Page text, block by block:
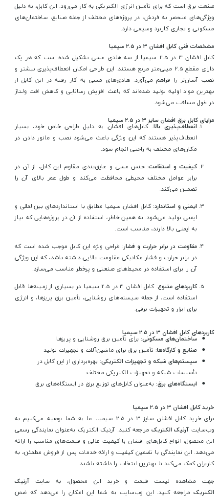
صنعت برق است که برای تأمین انرژی الکتریکی به کار می‌رود. این کابل، به دلیل
ویژگی‌های منحصر به فردش، در پروژه‌های مختلف از جمله صنایع، ساختمان‌های
مسکونی و تجاری کاربرد وسیعی دارد.
مشخصات فنی کابل افشان 3 در 2.5 سیمیا
کابل افشان 3 در 2.5 سیمیا از سه هادی مسی تشکیل شده است که هر یک
دارای مقطع 2.5 میلی‌متر مربع هستند. این طراحی امکان انعطاف‌پذیری بیشتر و
نصب آسان‌تر را فراهم می‌آورد. هادی‌های مسی به کار رفته در این کابل از
بهترین مواد اولیه تولید شده‌اند که باعث افزایش رسانایی و کاهش افت ولتاژ
در طول مسافت می‌شود.
مزایای کابل برق افشان سایز 3 در 2.5 سیمیا
انعطاف‌پذیری بالا: کابل‌های افشان به دلیل طراحی خاص خود، بسیار
انعطاف‌پذیر هستند که این ویژگی باعث می‌شود نصب و مانور دادن در
مکان‌های مختلف به راحتی انجام شود.
کیفیت و استقامت: جنس مسی و عایق‌بندی مقاوم این کابل، از آن در
برابر عوامل مختلف محیطی محافظت می‌کند و طول عمر بالای آن را
تضمین می‌کند.
ایمنی و استاندارد: کابل افشان سیمیا مطابق با استانداردهای بین‌المللی و
ایمنی تولید می‌شود. به همین خاطر، استفاده از آن در پروژه‌هایی که نیاز
به ایمنی بالا دارند، مناسب است.
مقاومت در برابر حرارت و فشار: طراحی ویژه این کابل موجب شده است که
در برابر حرارت و فشار مکانیکی مقاومت بالایی داشته باشد، که این ویژگی
آن را برای استفاده در محیط‌های صنعتی و پرخطر مناسب می‌سازد.
کاربردهای متنوع
: کابل افشان 3 در 2.5 سیمیا در بسیاری از زمینه‌ها قابل
استفاده است، از جمله سیستم‌های روشنایی، تأمین برق پریزها، و انرژی
برای ابزار و تجهیزات برقی.
کاربردهای کابل افشان 3 در 2.5 سیمیا
ساختمان‌های مسکونی: برای تأمین برق روشنایی و پریزها
صنایع و کارگاه‌ها: تأمین برق برای ماشین‌آلات و تجهیزات تولید
سیستم‌های شبکه و تجهیزات الکتریکی: بهره‌برداری از این کابل در
تأسیسات شبکه و تجهیزات الکتریکی مختلف
ایستگاه‌های برق: به‌عنوان کابل‌های توزیع برق در ایستگاه‌های برق
خرید کابل افشان 3 در 2.5 سیمیا
برای خرید کابل افشان سایز 3 در 2.5 سیمیا، ما به شما توصیه می‌کنیم به
وب‌سایت آرنیک الکتریک مراجعه کنید. آرنیک الکتریک به‌عنوان نمایندگی رسمی
این محصول، انواع کابل‌های افشان با کیفیت عالی و قیمت‌های مناسب را ارائه
می‌دهد. این نمایندگی با تضمین کیفیت و ارائه خدمات پس از فروش مطمئن، به
کاربران کمک می‌کند تا بهترین انتخاب را داشته باشند.
جهت مشاهده لیست قیمت و خرید این محصول، به سایت
آرنیک
الکتریک مراجعه کنید. این وب‌سایت به شما این امکان را می‌دهد که ضمن